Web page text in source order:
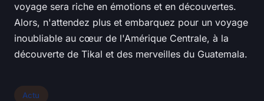
voyage sera riche en émotions et en découvertes.
Alors, n'attendez plus et embarquez pour un voyage
inoubliable au cœur de l'Amérique Centrale, à la
découverte de Tikal et des merveilles du Guatemala.
Actu